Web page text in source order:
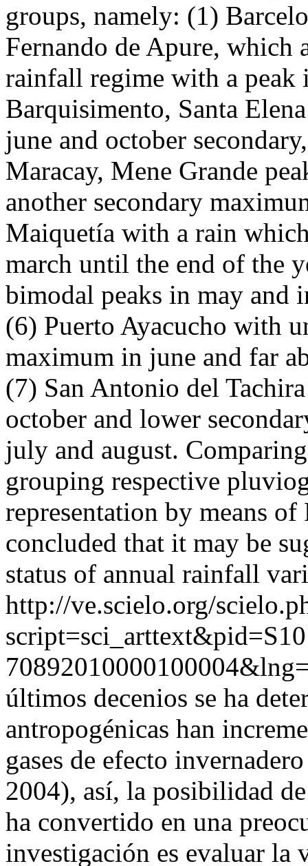
groups, namely: (1)
Fernando de Apure, which
rainfall regime with a
Barquisimento, Santa
june and october
Maracay, Mene Grande
another secondary
Maiquetía with a rain
march until the end of the
bimodal peaks in may
(6) Puerto Ayacucho with
maximum in june and far
(7) San Antonio del
october and lower
july and august.
grouping respective
representation by means
concluded that it may be
status of annual rainfall
http://ve.scielo.org/
últimos decenios se ha
antropogénicas han
gases de efecto
2004), así, la posibilidad
ha convertido en una
investigación es evaluar la